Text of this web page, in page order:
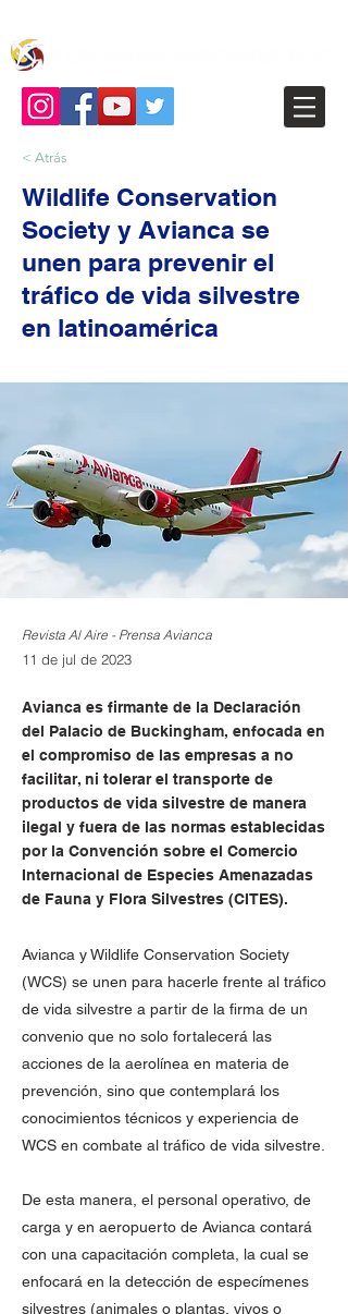
< Atrás
Wildlife Conservation
Society y Avianca se
unen para prevenir el
tráfico de vida silvestre
en latinoamérica
Revista Al Aire - Prensa Avianca
11 de jul de 2023
Avianca es firmante de la Declaración
del Palacio de Buckingham, enfocada en
el compromiso de las empresas a no
facilitar, ni tolerar el transporte de
productos de vida silvestre de manera
ilegal y fuera de las normas establecidas
por la Convención sobre el Comercio
Internacional de Especies Amenazadas
de Fauna y Flora Silvestres (CITES).
Avianca y Wildlife Conservation Society
(WCS) se unen para hacerle frente al tráfico
de vida silvestre a partir de la firma de un
convenio que no solo fortalecerá las
acciones de la aerolínea en materia de
prevención, sino que contemplará los
conocimientos técnicos y experiencia de
WCS en combate al tráfico de vida silvestre.
De esta manera, el personal operativo, de
carga y en aeropuerto de Avianca contará
con una capacitación completa, la cual se
enfocará en la detección de especímenes
silvestres (animales o plantas, vivos o